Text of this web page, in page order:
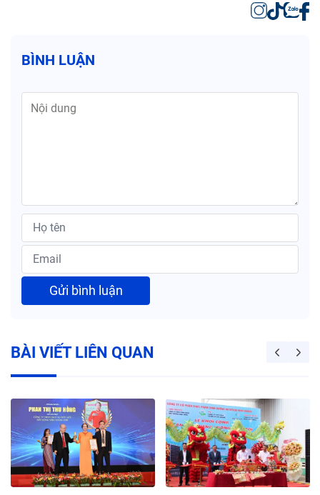
BÌNH LUẬN
Gửi bình luận
BÀI VIẾT LIÊN QUAN